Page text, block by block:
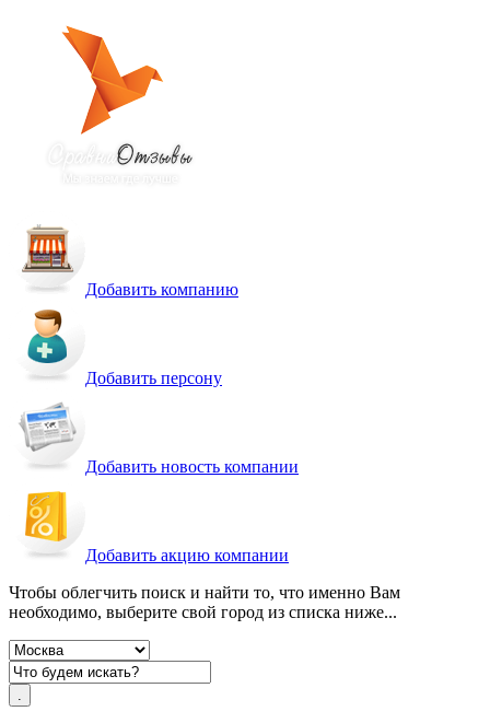
Добавить компанию
Добавить персону
Добавить новость компании
Добавить акцию компании
Чтобы облегчить поиск и найти то, что именно Вам
необходимо, выберите свой город из списка ниже...